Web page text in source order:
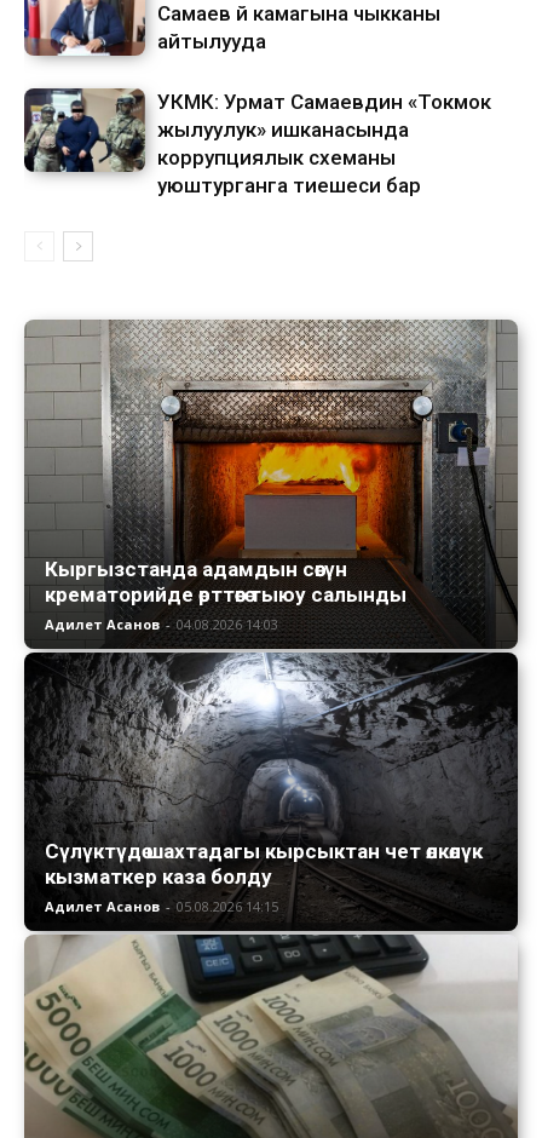
Самаев үй камагына чыкканы
айтылууда
УКМК: Урмат Самаевдин «Токмок
жылуулук» ишканасында
коррупциялык схеманы
уюштурганга тиешеси бар
Кыргызстанда адамдын сөөгүн
крематорийде өрттөөгө тыюу салынды
Адилет Асанов - 04.08.2026 14:03
Сүлүктүдө шахтадагы кырсыктан чет өлкөлүк
кызматкер каза болду
Адилет Асанов - 05.08.2026 14:15